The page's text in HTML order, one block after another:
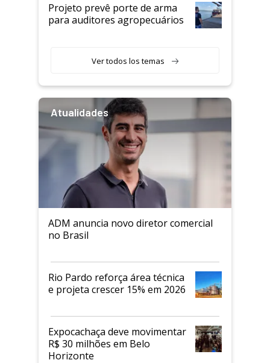
Projeto prevê porte de arma
para auditores agropecuários
Ver todos los temas
Atualidades
ADM anuncia novo diretor comercial
no Brasil
Rio Pardo reforça área técnica
e projeta crescer 15% em 2026
Expocachaça deve movimentar
R$ 30 milhões em Belo
Horizonte